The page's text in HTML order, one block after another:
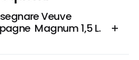
Veuve
Magnum 1,5 L.